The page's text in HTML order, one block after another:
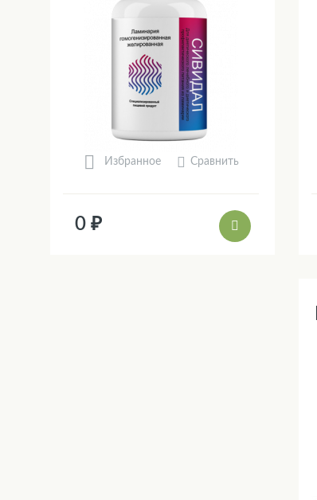
Избранное Сравнить
0 ₽